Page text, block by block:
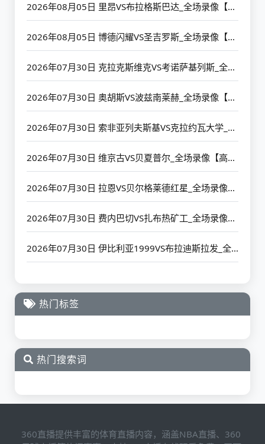
2026年08月05日 里昂VS布拉格斯巴达_全场录像【高清回放】
2026年08月05日 博德闪耀VS圣吉罗斯_全场录像【高清回放】
2026年07月30日 克拉克斯维克VS考诺萨基列斯_全场录像【高清回放】
2026年07月30日 奥胡斯VS波兹南莱赫_全场录像【高清回放】
2026年07月30日 索非亚列夫斯基VS克拉约瓦大学_全场录像【高清回放】
2026年07月30日 维京古VS贝夏普尔_全场录像【高清回放】
2026年07月30日 拉恩VS贝尔格莱德红星_全场录像【高清回放】
2026年07月30日 费内巴切VS扎布热矿工_全场录像【高清回放】
2026年07月30日 伊比利亚1999VS布拉迪斯拉发_全场录像【高清回放】
热门标签
热门搜索词
360直播提供丰富的体育直播内容，涵盖NBA直播、360